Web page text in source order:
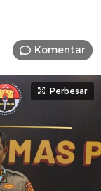
Komentar
Perbesar